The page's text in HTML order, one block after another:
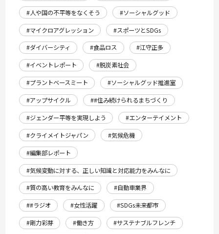
#人や国の不平等をなくそう
#ソーシャルグッド
#マイクロアグレッション
#スポーツとSDGs
#ダイバーシティ
#食品ロス
#江守正多
#イベントレポート
#脱炭素社会
#プラントベースミート
#ソーシャルグッド推進室
#アップサイクル
##住み続けられるまちづくり
#ジェンダー平等を実現しよう
#エンターテイメント
#クライメイトジャパン
#気候危機
#編集部レポート
#気候変動に対する、正しい知識と対応能力をみんなに
#質の高い教育をみんなに
#自動車業界
##ラジオ
#女性活躍
#SDGs未来都市
#剛力彩芽
#働き方
#サステナブルフレンチ